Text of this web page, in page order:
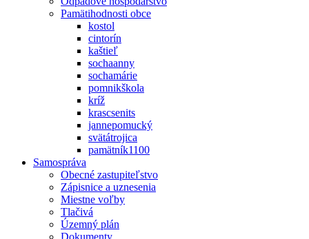
Pamätihodnosti obce
kostol
cintorín
kaštieľ
sochaanny
sochamárie
pomnikškola
kríž
krascsenits
jannepomucký
svätátrojica
pamätník1100
Samospráva
Obecné zastupiteľstvo
Zápisnice a uznesenia
Miestne voľby
Tlačivá
Územný plán
Dokumenty